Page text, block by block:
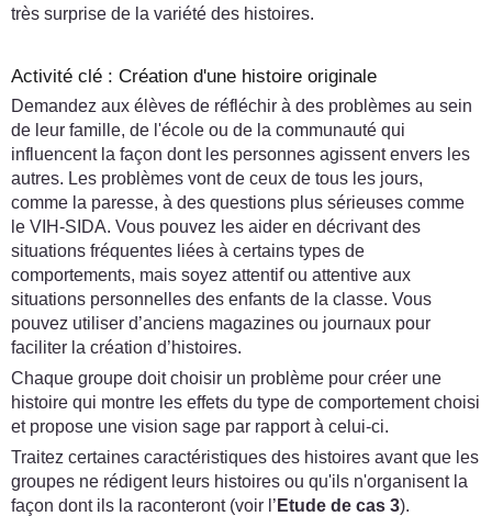
très surprise de la variété des histoires.
Activité clé : Création d'une histoire originale
Demandez aux élèves de réfléchir à des problèmes au sein
de leur famille, de l'école ou de la communauté qui
influencent la façon dont les personnes agissent envers les
autres. Les problèmes vont de ceux de tous les jours,
comme la paresse, à des questions plus sérieuses comme
le VIH-SIDA. Vous pouvez les aider en décrivant des
situations fréquentes liées à certains types de
comportements, mais soyez attentif ou attentive aux
situations personnelles des enfants de la classe. Vous
pouvez utiliser d’anciens magazines ou journaux pour
faciliter la création d’histoires.
Chaque groupe doit choisir un problème pour créer une
histoire qui montre les effets du type de comportement choisi
et propose une vision sage par rapport à celui-ci.
Traitez certaines caractéristiques des histoires avant que les
groupes ne rédigent leurs histoires ou qu'ils n'organisent la
façon dont ils la raconteront (voir l’ Etude de cas 3).